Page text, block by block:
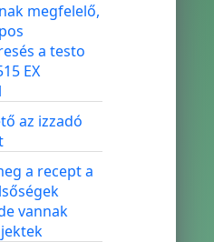
megfelelő,
a testo
EX
az izzadó
a recept a
vannak